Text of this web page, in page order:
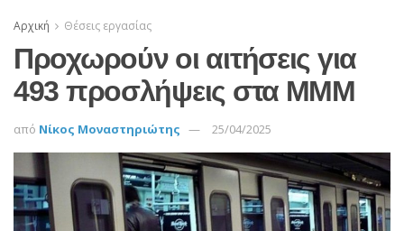
Αρχική Θέσεις εργασίας
Προχωρούν οι αιτήσεις για
493 προσλήψεις στα ΜΜΜ
από Νίκος Μοναστηριώτης 25/04/2025